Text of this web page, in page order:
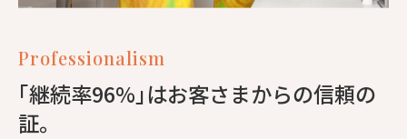
Professionalism
｢継続率96%｣はお客さまからの信頼の
証。